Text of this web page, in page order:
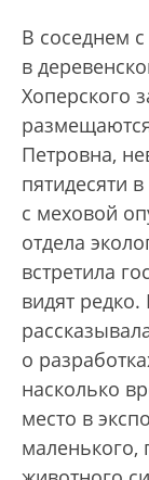
В соседнем
в
Хоперского
Петровна,
пятидесяти
с меховой
отдела
встретила
видят
о
насколько
место в
маленького,